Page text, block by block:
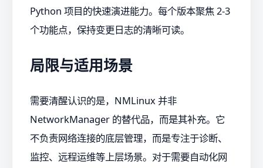
Python 项目的快速演进能力。每个版本聚焦 2-3
个功能点，保持变更日志的清晰可读。
局限与适用场景
需要清醒认识的是，NMLinux 并非
NetworkManager 的替代品，而是其补充。它
不负责网络连接的底层管理，而是专注于诊断、
监控、远程运维等上层场景。对于需要自动化网